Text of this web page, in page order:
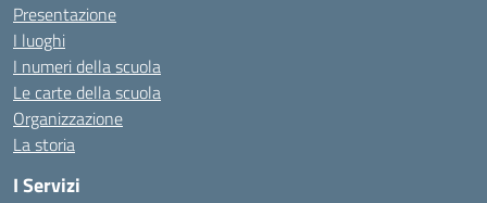
Presentazione
I luoghi
I numeri della scuola
Le carte della scuola
Organizzazione
La storia
I Servizi